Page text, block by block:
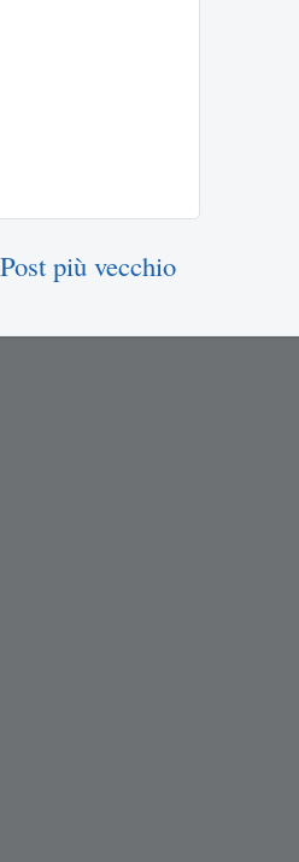
Post più vecchio